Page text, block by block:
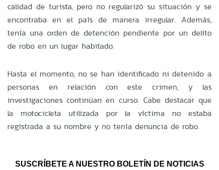
calidad de turista, pero no regularizó su situación y se
encontraba en el país de manera irregular. Además,
tenía una orden de detención pendiente por un delito
de robo en un lugar habitado.
Hasta el momento, no se han identificado ni detenido a
personas en relación con este crimen, y las
investigaciones continúan en curso. Cabe destacar que
la motocicleta utilizada por la víctima no estaba
registrada a su nombre y no tenía denuncia de robo.
SUSCRÍBETE A NUESTRO BOLETÍN DE NOTICIAS